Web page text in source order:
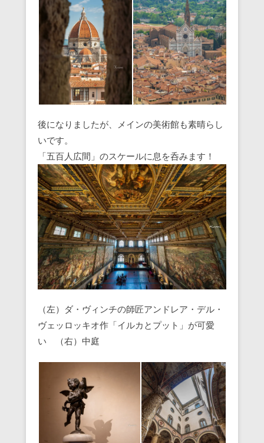
後になりましたが、メインの美術館も素晴らし
いです。
「五百人広間」のスケールに息を呑みます！
（左）ダ・ヴィンチの師匠アンドレア・デル・
ヴェッロッキオ作「イルカとプット」が可愛
い （右）中庭